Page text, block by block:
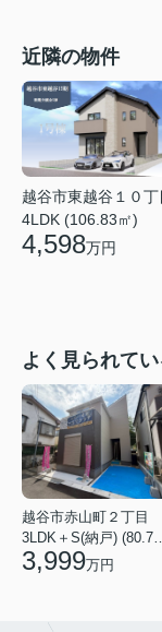
近隣の物件
越谷市東越谷１０丁
4LDK (106.83㎡)
4,598万円
よく見られて
越谷市赤山町２丁目
3,999万円